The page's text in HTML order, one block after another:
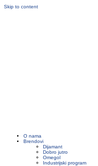
Skip to content
O nama
Brendovi
Dijamant
Dobro jutro
Omegol
Industrijski program